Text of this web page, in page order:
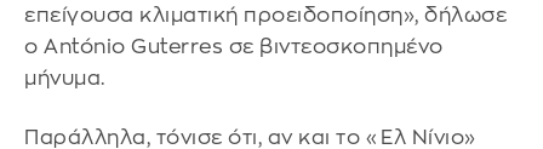
επείγουσα κλιματική προειδοποίηση», δήλωσε
ο António Guterres σε βιντεοσκοπημένο
μήνυμα.
Παράλληλα, τόνισε ότι, αν και το «Ελ Νίνιο»